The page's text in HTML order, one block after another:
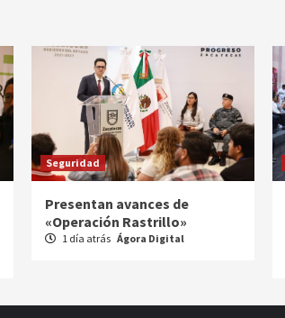
Seguridad
Presentan avances de
«Operación Rastrillo»
1 día atrás Ágora Digital